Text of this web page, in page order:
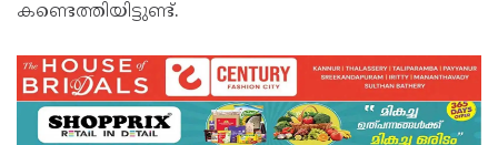
കണ്ടെത്തിയിട്ടുണ്ട്.